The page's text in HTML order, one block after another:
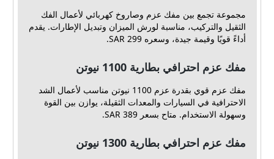
مجموعة تجمع بين مفك عزم وصاروخ كهربائي لأعمال الفك
الثقيل والتركيب، مناسبة لورش الميزان وتبديل الإطارات. يقدم
أداءً قويًا وقيمة جيدة، وسعره 299 SAR.
مفك عزم احترافي بطارية 1100 نيوتن
مفك عزم قوي بقدرة عزم 1100 نيوتن مناسب لأعمال الشد
الاحترافية في السيارات والمعدات الثقيلة، يوازن بين القوة
وسهولة الاستخدام. متاح بسعر 389 SAR.
مفك عزم احترافي بطارية 1300 نيوتن